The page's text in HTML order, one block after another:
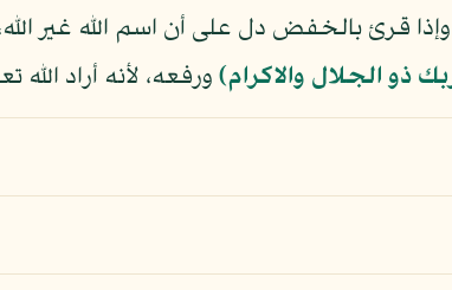
وإذا قرئ بالخفض دل على أن اسم الله غير
ذو الجلال والاكرام) ورفعه، لأنه أراد الله